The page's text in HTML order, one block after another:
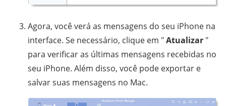
Agora, você verá as mensagens do seu iPhone na
interface. Se necessário, clique em "Atualizar "
para verificar as últimas mensagens recebidas no
seu iPhone. Além disso, você pode exportar e
salvar suas mensagens no Mac.